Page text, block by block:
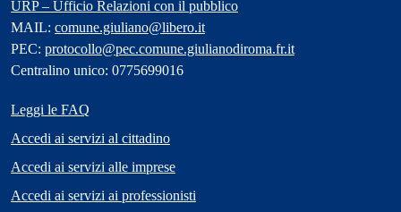
URP – Ufficio Relazioni con il pubblico
MAIL: comune.giuliano@libero.it
PEC: protocollo@pec.comune.giulianodiroma.fr.it
Centralino unico: 0775699016
Leggi le FAQ
Accedi ai servizi al cittadino
Accedi ai servizi alle imprese
Accedi ai servizi ai professionisti